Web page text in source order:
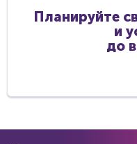
Планируйте
и
до